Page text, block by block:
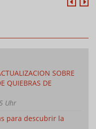
SOBRE
QUIEBRAS DE
Uhr
para descubrir la